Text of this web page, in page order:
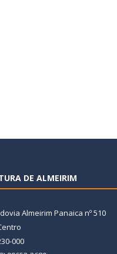
DE ALMEIRIM
Almeirim Panaica nº 510
000